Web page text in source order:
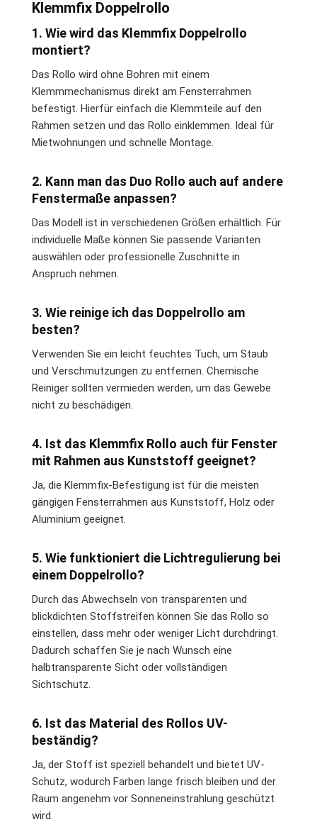
Klemmfix Doppelrollo
1. Wie wird das Klemmfix Doppelrollo
montiert?
Das Rollo wird ohne Bohren mit einem
Klemmmechanismus direkt am Fensterrahmen
befestigt. Hierfür einfach die Klemmteile auf den
Rahmen setzen und das Rollo einklemmen. Ideal für
Mietwohnungen und schnelle Montage.
2. Kann man das Duo Rollo auch auf andere
Fenstermaße anpassen?
Das Modell ist in verschiedenen Größen erhältlich. Für
individuelle Maße können Sie passende Varianten
auswählen oder professionelle Zuschnitte in
Anspruch nehmen.
3. Wie reinige ich das Doppelrollo am
besten?
Verwenden Sie ein leicht feuchtes Tuch, um Staub
und Verschmutzungen zu entfernen. Chemische
Reiniger sollten vermieden werden, um das Gewebe
nicht zu beschädigen.
4. Ist das Klemmfix Rollo auch für Fenster
mit Rahmen aus Kunststoff geeignet?
Ja, die Klemmfix-Befestigung ist für die meisten
gängigen Fensterrahmen aus Kunststoff, Holz oder
Aluminium geeignet.
5. Wie funktioniert die Lichtregulierung bei
einem Doppelrollo?
Durch das Abwechseln von transparenten und
blickdichten Stoffstreifen können Sie das Rollo so
einstellen, dass mehr oder weniger Licht durchdringt.
Dadurch schaffen Sie je nach Wunsch eine
halbtransparente Sicht oder vollständigen
Sichtschutz.
6. Ist das Material des Rollos UV-
beständig?
Ja, der Stoff ist speziell behandelt und bietet UV-
Schutz, wodurch Farben lange frisch bleiben und der
Raum angenehm vor Sonneneinstrahlung geschützt
wird.